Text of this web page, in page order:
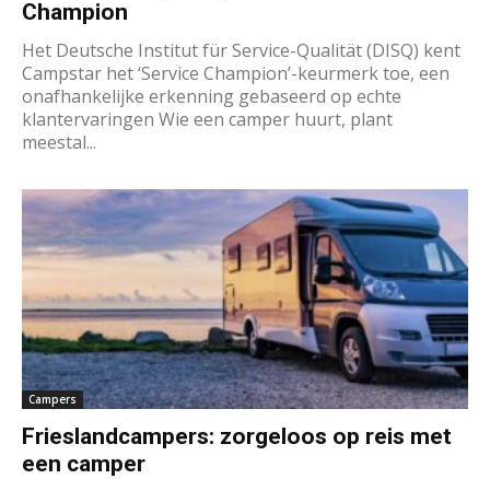
Champion
Het Deutsche Institut für Service-Qualität (DISQ) kent
Campstar het ‘Service Champion’-keurmerk toe, een
onafhankelijke erkenning gebaseerd op echte
klantervaringen Wie een camper huurt, plant
meestal...
Campers
Frieslandcampers: zorgeloos op reis met
een camper